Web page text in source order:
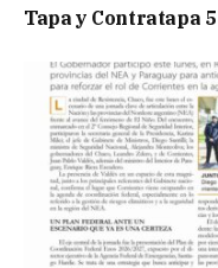
Tapa y Contratapa